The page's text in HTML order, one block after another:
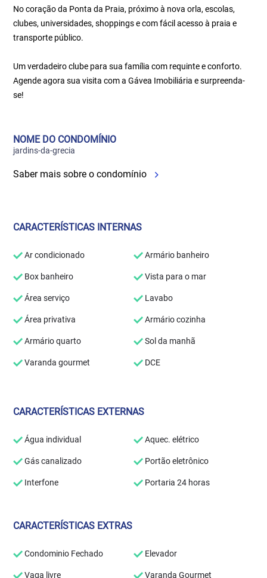
No coração da Ponta da Praia, próximo à nova orla, escolas,
clubes, universidades, shoppings e com fácil acesso à praia e
transporte público.
Um verdadeiro clube para sua família com requinte e conforto.
Agende agora sua visita com a Gávea Imobiliária e surpreenda-
se!
NOME DO CONDOMÍNIO
jardins-da-grecia
Saber mais sobre o condomínio
CARACTERÍSTICAS INTERNAS
Ar condicionado Armário banheiro
Box banheiro Vista para o mar
Área serviço Lavabo
Área privativa Armário cozinha
Armário quarto Sol da manhã
Varanda gourmet DCE
CARACTERÍSTICAS EXTERNAS
Água individual Aquec. elétrico
Gás canalizado Portão eletrônico
Interfone Portaria 24 horas
CARACTERÍSTICAS EXTRAS
Condominio Fechado Elevador
Vaga livre Varanda Gourmet